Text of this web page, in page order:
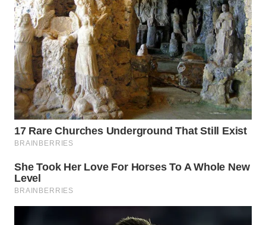
WN
TANGERANG
WN
BINJAI
WN
CIREBON
WN
WN